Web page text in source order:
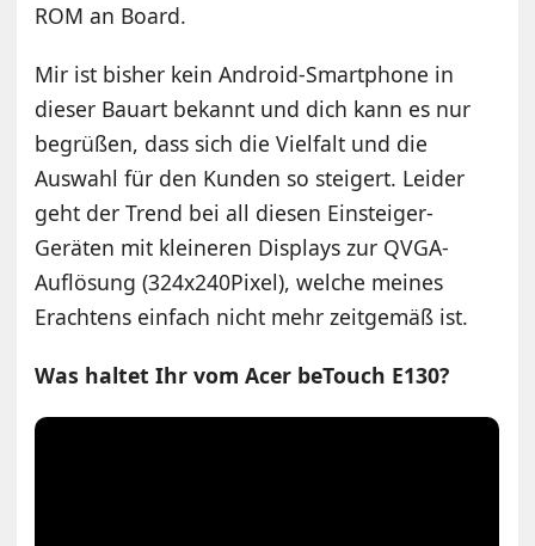
ROM an Board.
Mir ist bisher kein Android-Smartphone in
dieser Bauart bekannt und dich kann es nur
begrüßen, dass sich die Vielfalt und die
Auswahl für den Kunden so steigert. Leider
geht der Trend bei all diesen Einsteiger-
Geräten mit kleineren Displays zur QVGA-
Auflösung (324x240Pixel), welche meines
Erachtens einfach nicht mehr zeitgemäß ist.
Was haltet Ihr vom Acer beTouch E130?